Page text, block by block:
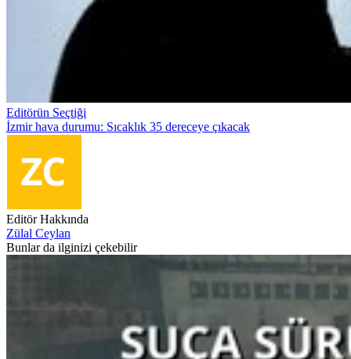
Editörün Seçtiği
İzmir hava durumu: Sıcaklık 35 dereceye çıkacak
Editör Hakkında
Zülal Ceylan
Bunlar da ilginizi çekebilir